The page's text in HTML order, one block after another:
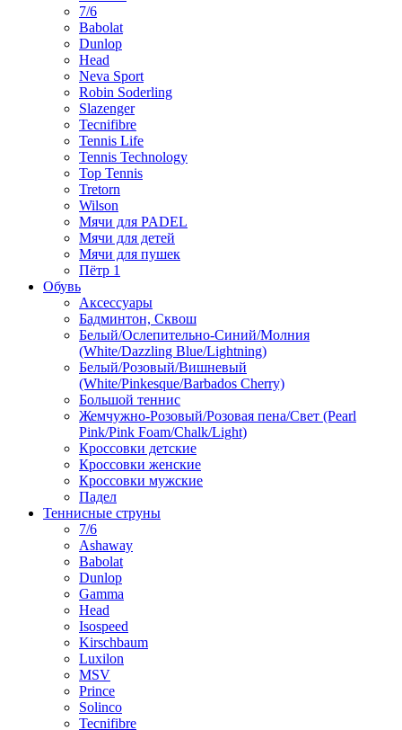
7/6
Babolat
Dunlop
Head
Neva Sport
Robin Soderling
Slazenger
Tecnifibre
Tennis Life
Tennis Technology
Top Tennis
Tretorn
Wilson
Мячи для PADEL
Мячи для детей
Мячи для пушек
Пётр 1
Обувь
Аксессуары
Бадминтон, Сквош
Белый/Ослепительно-Синий/Молния
(White/Dazzling Blue/Lightning)
Белый/Розовый/Вишневый
(White/Pinkesque/Barbados Cherry)
Большой теннис
Жемчужно-Розовый/Розовая пена/Свет (Pearl
Pink/Pink Foam/Chalk/Light)
Кроссовки детские
Кроссовки женские
Кроссовки мужские
Падел
Теннисные струны
7/6
Ashaway
Babolat
Dunlop
Gamma
Head
Isospeed
Kirschbaum
Luxilon
MSV
Prince
Solinco
Tecnifibre